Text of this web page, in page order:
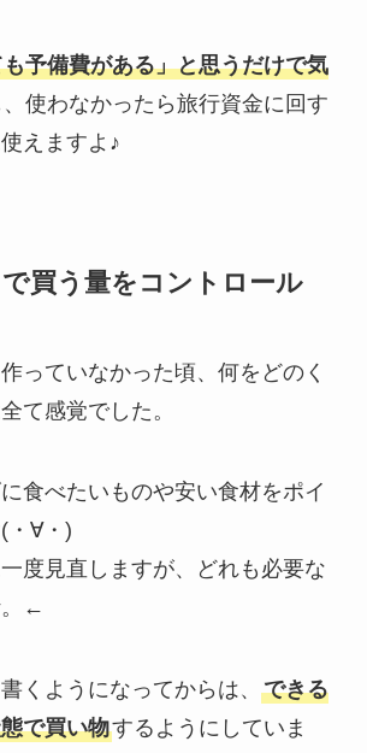
予備費がある」と思うだけで気
使わなかったら旅行資金に回す
えますよ♪
買う量をコントロール
っていなかった頃、何をどのく
て感覚でした。
食べたいものや安い食材をポイ
・∀・)
度見直しますが、どれも必要な
。←
くようになってからは、 できる
で買い物するようにしていま